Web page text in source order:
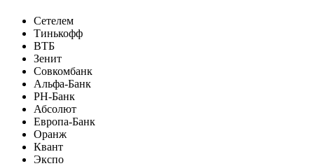
Сетелем
Тинькофф
ВТБ
Зенит
Совкомбанк
Альфа-Банк
РН-Банк
Абсолют
Европа-Банк
Оранж
Квант
Экспо